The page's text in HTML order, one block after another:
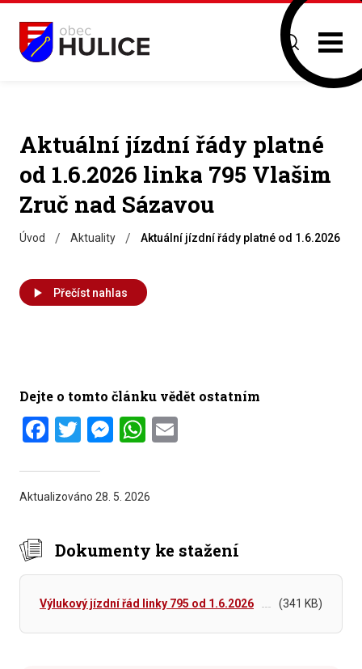
Aktuální jízdní řády platné
od 1.6.2026 linka 795 Vlašim
Zruč nad Sázavou
Úvod / Aktuality / Aktuální jízdní řády platné od 1.6.2026
Přečíst nahlas
Dejte o tomto článku vědět ostatním
Facebook
Twitter
Messenger
WhatsApp
Aktualizováno 28. 5. 2026
Dokumenty ke stažení
Výlukový jízdní řád linky 795 od 1.6.2026 (341 KB)